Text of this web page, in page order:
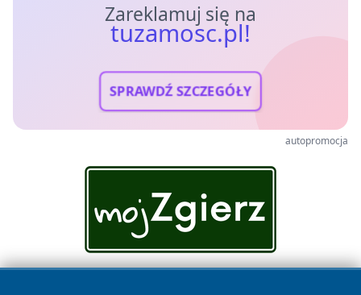
Zareklamuj się na
tuzamosc.pl!
SPRAWDŹ SZCZEGÓŁY
autopromocja